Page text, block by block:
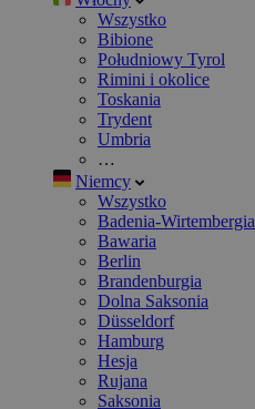
Wszystko
Bibione
Południowy Tyrol
Rimini i okolice
Toskania
Trydent
Umbria
…
Niemcy
Wszystko
Badenia-Wirtembergia
Bawaria
Berlin
Brandenburgia
Dolna Saksonia
Düsseldorf
Hamburg
Hesja
Rujana
Saksonia